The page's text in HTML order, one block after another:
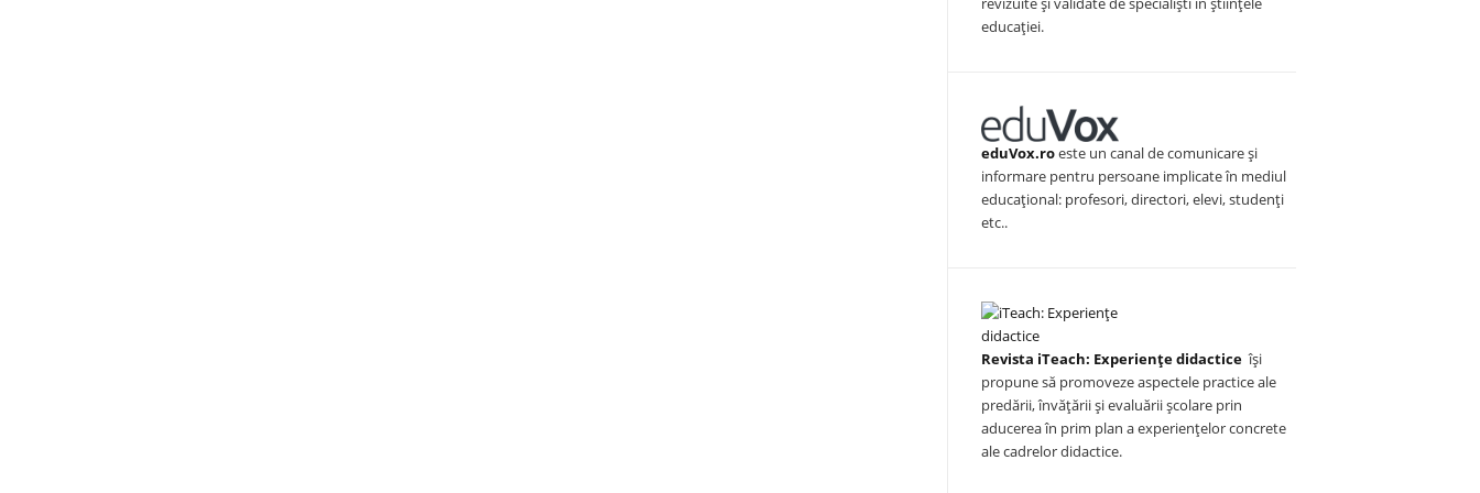
educației.
eduVox.roeste un canal de comunicare și
informare pentru persoane implicate în mediul
educațional: profesori, directori, elevi, studenți
etc..
Revista iTeach: Experienţe didactice îşi
propune să promoveze aspectele practice ale
predării, învăţării şi evaluării şcolare prin
aducerea în prim plan a experienţelor concrete
ale cadrelor didactice.